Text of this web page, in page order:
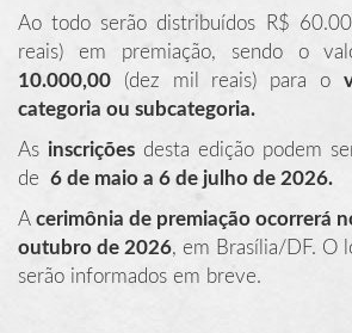
Ao todo serão distribuídos R$
reais) em premiação, sendo o
10.000,00 (dez mil reais) para o
categoria ou subcategoria.
As inscrições desta edição podem
de 6 de maio a 6 de julho de 2026.
A cerimônia de premiação ocorrerá
outubro de 2026, em Brasília/DF. O
serão informados em breve.